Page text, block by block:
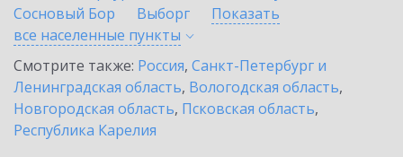
Сосновый Бор
Выборг
Показать
все населенные пункты
Смотрите также: Россия, Санкт-Петербург и
Ленинградская область, Вологодская область,
Новгородская область, Псковская область,
Республика Карелия